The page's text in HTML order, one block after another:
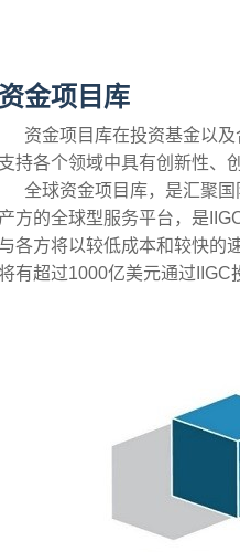
资金项目库
资金项目库在投资基金以及
支持各个领域中具有创新性、
全球资金项目库，是汇聚国
产方的全球型服务平台，是
与各方将以较低成本和较快的
有超过1000亿美元通过IIGC